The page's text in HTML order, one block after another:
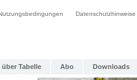
Datenschutzhinweise
Tabelle Abo Downloads